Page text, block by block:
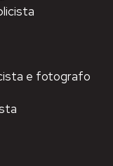
e fotografo